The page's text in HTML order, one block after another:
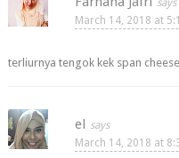
March 14, 2018 at
terliurnya tengok kek span
el
March 14, 2018 at